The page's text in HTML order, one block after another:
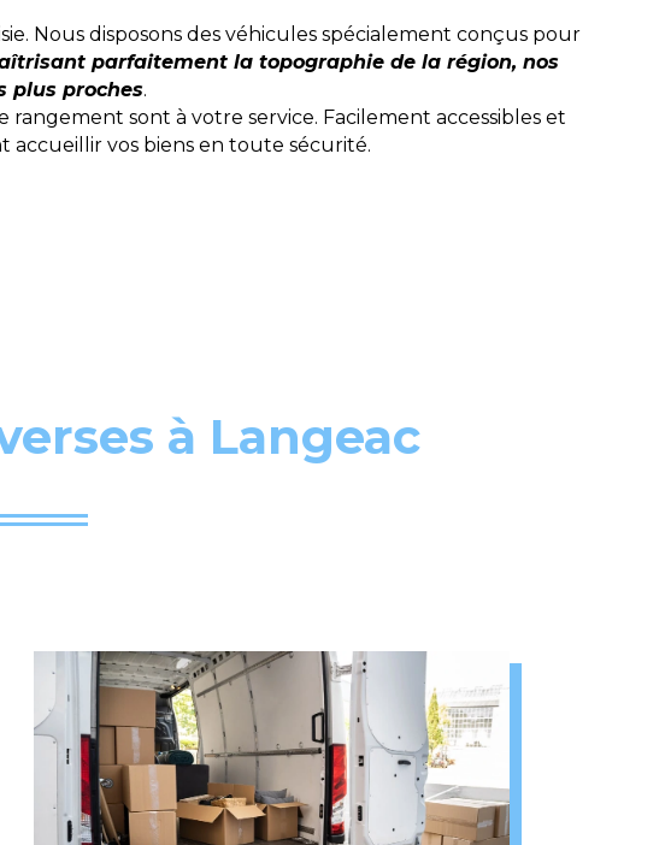
Nous disposons des véhicules spécialement conçus pour
parfaitement la topographie de la région, nos
plus proches.
sont à votre service. Facilement accessibles et
accueillir vos biens en toute sécurité.
à Langeac